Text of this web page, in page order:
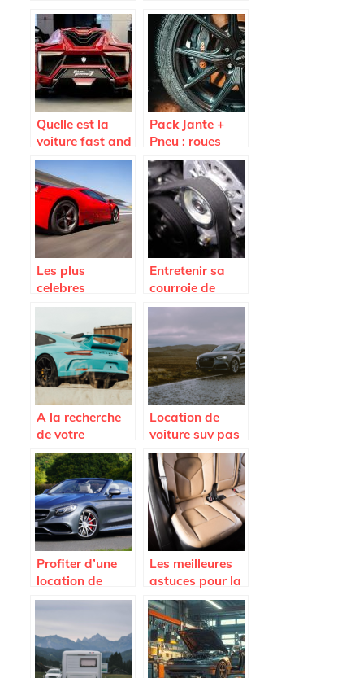
Seat Arona ?
flotte
automobile
pour son
entreprise ?
Quelle est la
voiture fast and
Furious 7 la plus
vendue aux
encheres ?
Pack Jante +
Pneu : roues
completes pas
cheres sur
Avatacar.com
Les plus
celebres
voitures de
Entretenir sa
courroie de
distribution
son moteur
A la recherche
de votre
Porsche ideale
Location de
voiture suv pas
cher : les
avantages a
decouvrir
Profiter d’une
location de
voiture haut de
gamme pour
voyager avec
style
Les meilleures
astuces pour la
rénovation du
cuir de voiture